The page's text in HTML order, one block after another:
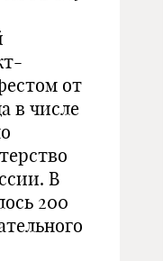
от
в числе
В
200